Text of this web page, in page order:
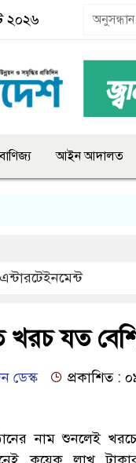
২০২৬
আইন আদালত
এন্টারটেইনমেন্ট
খরচ যত
ডেস্ক প্রকাশিত :
নাম শুনলেই